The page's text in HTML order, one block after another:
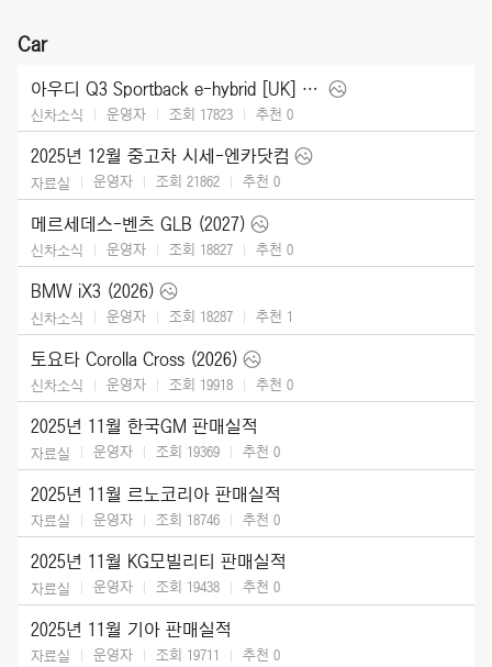
Car
아우디 Q3 Sportback e-hybrid [UK] (2026)
신차소식 운영자 조회 17823 추천 0
2025년 12월 중고차 시세-엔카닷컴
자료실 운영자 조회 21862 추천 0
메르세데스-벤츠 GLB (2027)
신차소식 운영자 조회 18827 추천 0
BMW iX3 (2026)
신차소식 운영자 조회 18287 추천 1
토요타 Corolla Cross (2026)
신차소식 운영자 조회 19918 추천 0
2025년 11월 한국GM 판매실적
자료실 운영자 조회 19369 추천 0
2025년 11월 르노코리아 판매실적
자료실 운영자 조회 18746 추천 0
2025년 11월 KG모빌리티 판매실적
자료실 운영자 조회 19438 추천 0
2025년 11월 기아 판매실적
자료실 운영자 조회 19711 추천 0